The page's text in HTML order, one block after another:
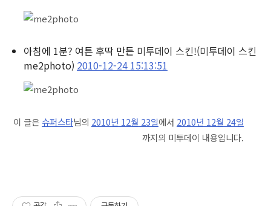
아침에 1분? 여튼 후딱 만든 미투데이 스킨!(미투데이 스킨
me2photo) 2010-12-24 15:13:51
이 글은 슈퍼스타님의 2010년 12월 23일에서 2010년 12월 24일
까지의 미투데이 내용입니다.